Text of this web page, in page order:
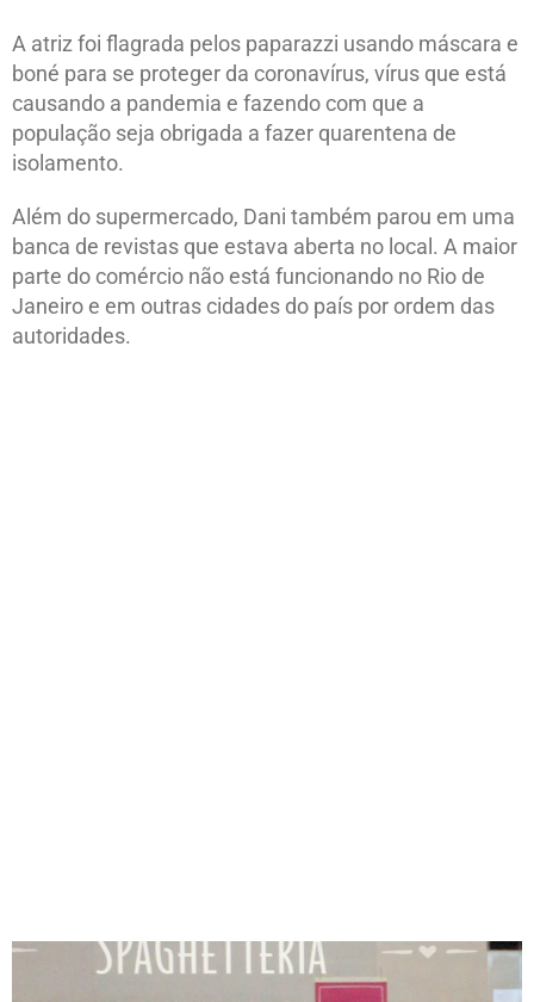
A atriz foi flagrada pelos paparazzi usando máscara e
boné para se proteger da coronavírus, vírus que está
causando a pandemia e fazendo com que a
população seja obrigada a fazer quarentena de
isolamento.
Além do supermercado, Dani também parou em uma
banca de revistas que estava aberta no local. A maior
parte do comércio não está funcionando no Rio de
Janeiro e em outras cidades do país por ordem das
autoridades.